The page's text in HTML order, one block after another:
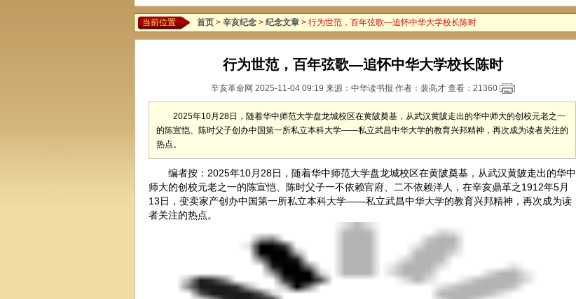
当前位置 首页 > 辛亥纪念 > 纪念文章 > 行为世范，百年弦歌—追怀中华大学校长陈时
行为世范，百年弦歌—追怀中华大学校长陈时
辛亥革命网 2025-11-04 09:19 来源： 中华读书报 作者：裴高才 查看： 21360
2025年10月28日，随着华中师范大学盘龙城校区在黄陂奠基，从武汉黄陂走出的华中师大的创校元老之一
的陈宣恺、陈时父子创办中国第一所私立本科大学——私立武昌中华大学的教育兴邦精神，再次成为读者关注的
热点。
编者按：2025年10月28日，随着华中师范大学盘龙城校区在黄陂奠基，从武汉黄陂走出的华中
师大的创校元老之一的陈宣恺、陈时父子一不依赖官府、二不依赖洋人，在辛亥鼎革之1912年5月
13日，变卖家产创办中国第一所私立本科大学——私立武昌中华大学的教育兴邦精神，再次成为读
者关注的热点。